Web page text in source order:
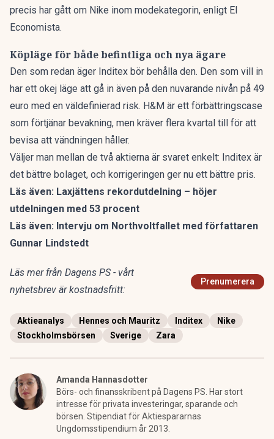
precis har gått om Nike inom modekategorin, enligt El
Economista.
Köpläge för både befintliga och nya ägare
Den som redan äger Inditex bör behålla den. Den som vill in
har ett okej läge att gå in även på den nuvarande nivån på 49
euro med en väldefinierad risk. H&M är ett förbättringscase
som förtjänar bevakning, men kräver flera kvartal till för att
bevisa att vändningen håller.
Väljer man mellan de två aktierna är svaret enkelt: Inditex är
det bättre bolaget, och korrigeringen ger nu ett bättre pris.
Läs även: Laxjättens rekordutdelning – höjer
utdelningen med 53 procent
Läs även: Intervju om Northvoltfallet med författaren
Gunnar Lindstedt
Läs mer från Dagens PS - vårt
nyhetsbrev är kostnadsfritt:
Prenumerera
Aktieanalys Hennes och Mauritz Inditex
Nike
Stockholmsbörsen
Sverige Zara
Amanda Hannasdotter
Börs- och finansskribent på Dagens PS. Har stort
intresse för privata investeringar, sparande och
börsen. Stipendiat för Aktiespararnas
Ungdomsstipendium år 2013.